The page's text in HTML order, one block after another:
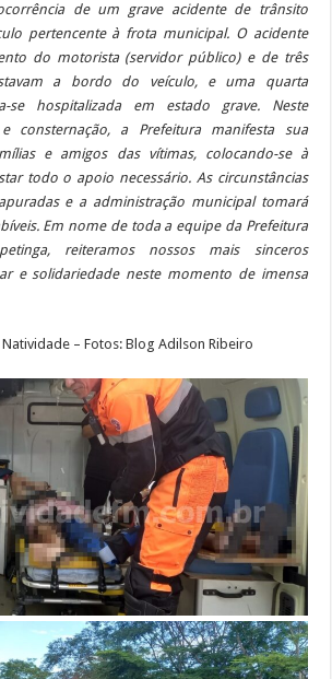
de um grave acidente de trânsito
pertencente à frota municipal. O acidente
do motorista (servidor público) e de três
a bordo do veículo, e uma quarta
se hospitalizada em estado grave. Neste
consternação, a Prefeitura manifesta sua
e amigos das vítimas, colocando-se à
todo o apoio necessário. As circunstâncias
e a administração municipal tomará
Em nome de toda a equipe da Prefeitura
reiteramos nossos mais sinceros
e solidariedade neste momento de imensa
– Fotos: Blog Adilson Ribeiro